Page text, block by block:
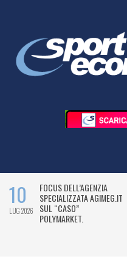
10
LUG 2026
FOCUS DELL’AGENZIA
SPECIALIZZATA AGIMEG.IT
SUL “CASO”
POLYMARKET.